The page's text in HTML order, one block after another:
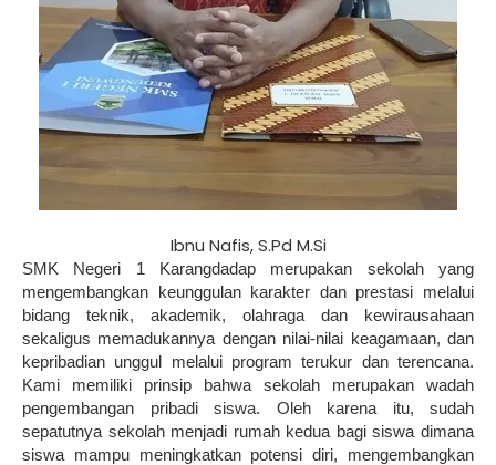
Ibnu Nafis, S.Pd M.Si
SMK Negeri 1 Karangdadap merupakan sekolah yang
mengembangkan keunggulan karakter dan prestasi melalui
bidang teknik, akademik, olahraga dan kewirausahaan
sekaligus memadukannya dengan nilai-nilai keagamaan, dan
kepribadian unggul melalui program terukur dan terencana.
Kami memiliki prinsip bahwa sekolah merupakan wadah
pengembangan pribadi siswa. Oleh karena itu, sudah
sepatutnya sekolah menjadi rumah kedua bagi siswa dimana
siswa mampu meningkatkan potensi diri, mengembangkan